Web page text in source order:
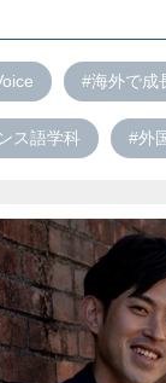
#海外で成
ス語学科 #外